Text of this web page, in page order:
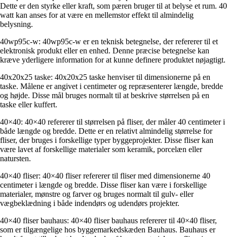
Dette er den styrke eller kraft, som pæren bruger til at belyse et rum. 40
watt kan anses for at være en mellemstor effekt til almindelig
belysning.
40wp95c-w: 40wp95c-w er en teknisk betegnelse, der refererer til et
elektronisk produkt eller en enhed. Denne præcise betegnelse kan
kræve yderligere information for at kunne definere produktet nøjagtigt.
40x20x25 taske: 40x20x25 taske henviser til dimensionerne på en
taske. Målene er angivet i centimeter og repræsenterer længde, bredde
og højde. Disse mål bruges normalt til at beskrive størrelsen på en
taske eller kuffert.
40×40: 40×40 refererer til størrelsen på fliser, der måler 40 centimeter i
både længde og bredde. Dette er en relativt almindelig størrelse for
fliser, der bruges i forskellige typer byggeprojekter. Disse fliser kan
være lavet af forskellige materialer som keramik, porcelæn eller
natursten.
40×40 fliser: 40×40 fliser refererer til fliser med dimensionerne 40
centimeter i længde og bredde. Disse fliser kan være i forskellige
materialer, mønstre og farver og bruges normalt til gulv- eller
vægbeklædning i både indendørs og udendørs projekter.
40×40 fliser bauhaus: 40×40 fliser bauhaus refererer til 40×40 fliser,
som er tilgængelige hos byggemarkedskæden Bauhaus. Bauhaus er